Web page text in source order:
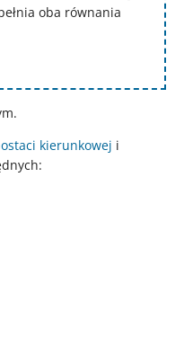
oba równania
kierunkowej i